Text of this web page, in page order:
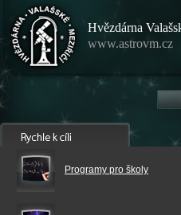
Hvězdárna
www.astrovm.cz
Programy pro školy